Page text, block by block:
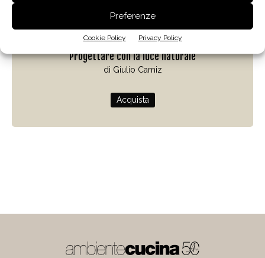
Preferenze
Cookie Policy Privacy Policy
Zenit
Progettare con la luce naturale
di Giulio Camiz
Acquista